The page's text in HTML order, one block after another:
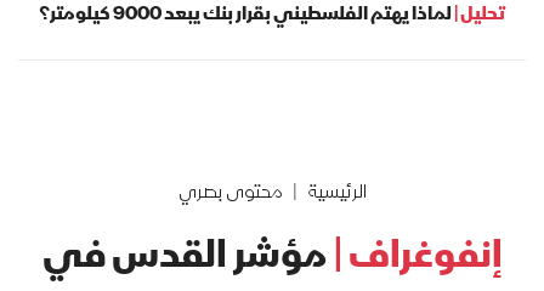
تحليل |لماذا يهتم الفلسطيني بقرار بنك يبعد 9000 كيلومتر؟
الرئيسية محتوى بصري
إنفوغراف |مؤشر القدس في